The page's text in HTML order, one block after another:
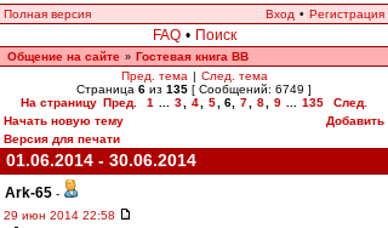
Полная версия Вход • Регистрация
FAQ • Поиск
Общение на сайте » Гостевая книга ВВ
Пред. тема | След. тема
Страница 6 из 135 [ Сообщений: 6749 ]
На страницу Пред. 1 3 4 5 6 7 8 9 135
След.
Начать новую тему
Добавить
Версия для печати
01.06.2014 - 30.06.2014
Ark-65 -
29 июн 2014 22:58